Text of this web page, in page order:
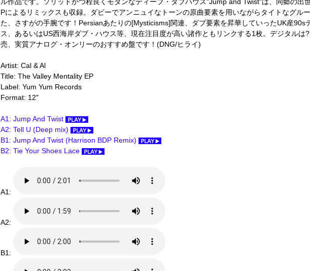
ル作品です。ソリッドかつ程良くモダンなディープ・ダブハウス"Jump and Twist"は、同郷の出
Pによるリミックスも収録。ダビーでアンニュイなトーンの原曲要素を用いながらタイトなグル
た、さすがの手腕です！Persianあたりの[Mysticisms]関連、ダブ要素を昇華していったUK産90s
ス、あるいはUS西海岸ダブ・ハウス等、現在注目度が高い諸作ともリンクする1枚。デジタルは
売、実質アナログ・オンリーのおすすめ盤です！(DNG/ヒライ)
Artist: Cal & Al
Title: The Valley Mentality EP
Label: Yum Yum Records
Format: 12"
A1: Jump And Twist
A2: Tell U (Deep mix)
B1: Jump And Twist (Harrison BDP Remix)
B2: Tie Your Shoes Lace
A1:
A2:
B1: